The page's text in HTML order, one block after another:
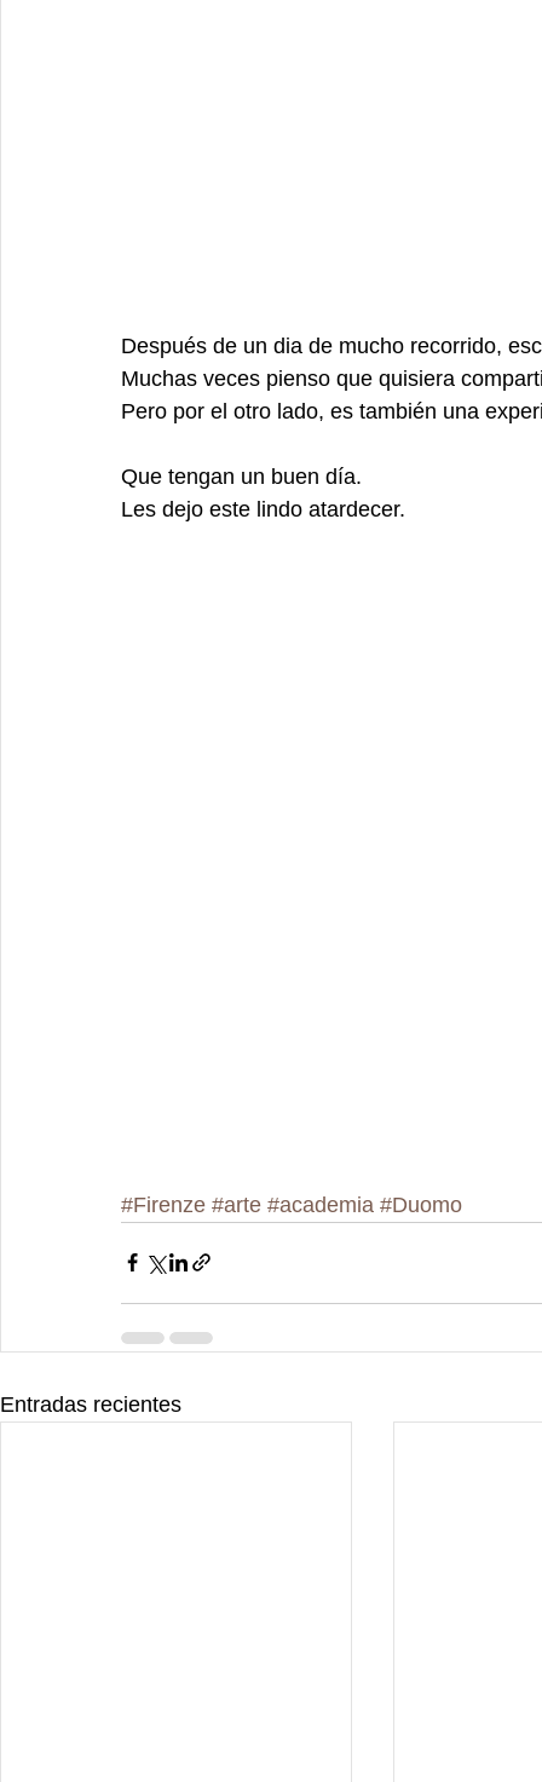
Después de un dia de mucho recorrido,
Muchas veces pienso que quisiera
Pero por el otro lado, es también una
Que tengan un buen día.
Les dejo este lindo atardecer.
#Firenze #arte #academia #Duomo
Entradas recientes